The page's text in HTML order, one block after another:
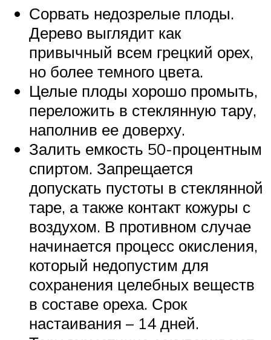
Сорвать недозрелые плоды.
Дерево выглядит как
привычный всем грецкий орех,
но более темного цвета.
Целые плоды хорошо промыть,
переложить в стеклянную тару,
наполнив ее доверху.
Залить емкость 50-процентным
спиртом. Запрещается
допускать пустоты в стеклянной
таре, а также контакт кожуры с
воздухом. В противном случае
начинается процесс окисления,
который недопустим для
сохранения целебных веществ
в составе ореха. Срок
настаивания – 14 дней.